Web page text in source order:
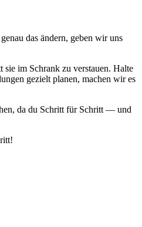
das ändern, geben wir uns
im Schrank zu verstauen. Halte
gezielt planen, machen wir es
da du Schritt für Schritt — und